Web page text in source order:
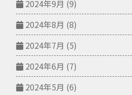
2024年9月 (9)
2024年8月 (8)
2024年7月 (5)
2024年6月 (7)
2024年5月 (6)